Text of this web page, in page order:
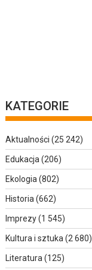
KATEGORIE
Aktualności (25 242)
Edukacja (206)
Ekologia (802)
Historia (662)
Imprezy(1 545)
Kultura i sztuka (2 680)
Literatura (125)